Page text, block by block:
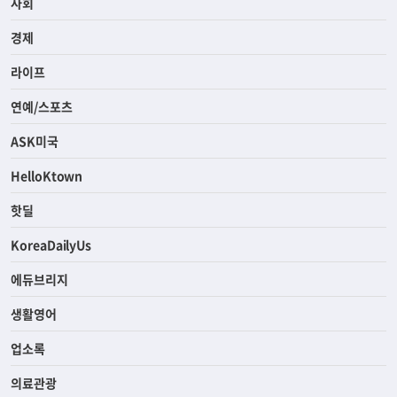
경제
라이프
연예/스포츠
ASK미국
HelloKtown
핫딜
KoreaDailyUs
에듀브리지
생활영어
업소록
의료관광